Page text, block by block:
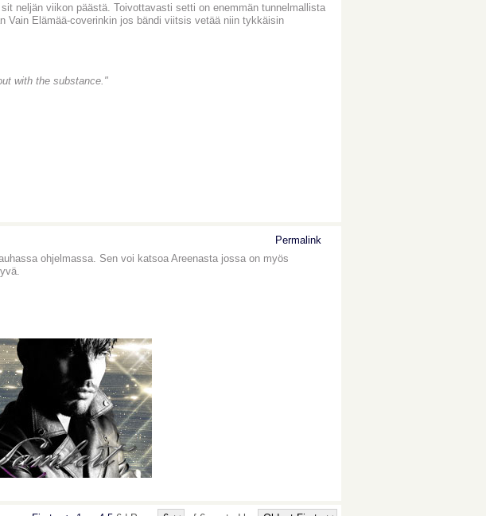
neljän viikon päästä. Toivottavasti setti on enemmän tunnelmallista
Vain Elämää-coverinkin jos bändi viitsis vetää niin tykkäisin
with the substance."
Permalink
ohjelmassa. Sen voi katsoa Areenasta jossa on myös